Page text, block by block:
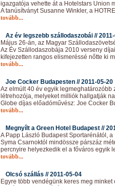
igazgatója vehette át a Hotelstars Union
A tanúsítványt Susanne Winkler, a
tovább...
Az év legszebb szállodaszobái //
Május 26-án, az Magyar
Az Év Szállodaszobája 2010 verseny
kifejezetten rangos elismeréssé nőtte ki
tovább...
Joe Cocker Budapesten //2011-05-20
Az elmúlt 40 év egyik legmeghatározóbb
létrehozója, melyeket milliók hallgatják
Globe díjas előadóművész: Joe Cocker
tovább...
Megnyílt a Green Hotel Budapest //
A Papp László Budapest Sportarénától,
Syma Csarnoktól mindössze párszáz
percnyire helyezkedik el a főváros egyik
tovább...
Olcsó szállás //2011-05-04
Egyre több vendégünk keres meg